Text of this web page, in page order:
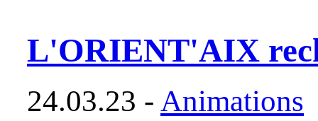
L'ORIENT'AIX
24.03.23 - Animations